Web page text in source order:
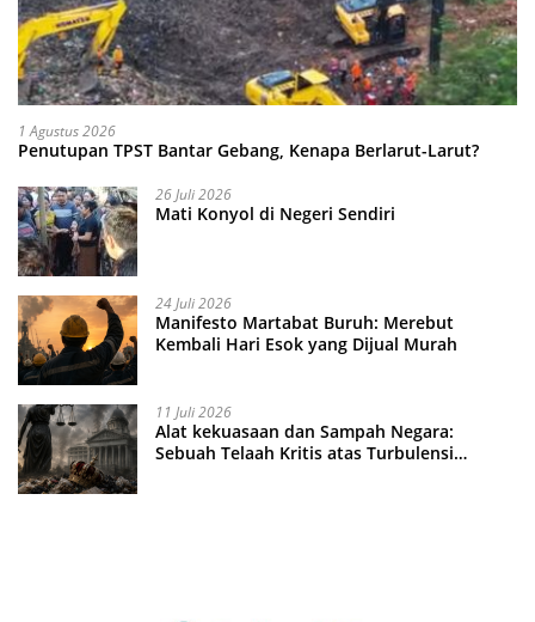
1 Agustus 2026
Penutupan TPST Bantar Gebang, Kenapa Berlarut-Larut?
26 Juli 2026
Mati Konyol di Negeri Sendiri
24 Juli 2026
Manifesto Martabat Buruh: Merebut
Kembali Hari Esok yang Dijual Murah
11 Juli 2026
Alat kekuasaan dan Sampah Negara:
Sebuah Telaah Kritis atas Turbulensi